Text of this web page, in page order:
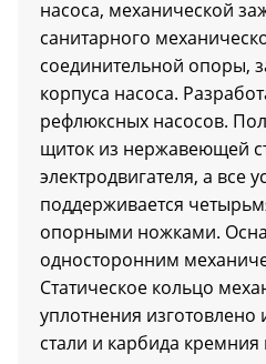
насоса, механической
санитарного
соединительной опоры,
корпуса насоса.
рефлюксных насосов.
щиток из нержавеющей
электродвигателя, а все
поддерживается
опорными ножками.
односторонним
Статическое кольцо
уплотнения
стали и карбида